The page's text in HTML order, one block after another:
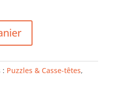
: Puzzles & Casse-têtes,